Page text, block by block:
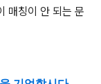
매칭이 안 되는 문